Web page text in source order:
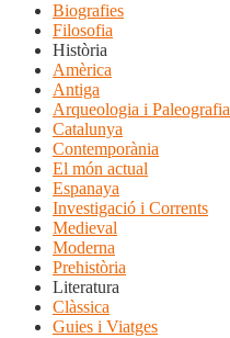
Biografies
Filosofia
Història
Amèrica
Antiga
Arqueologia i Paleografia
Catalunya
Contemporània
El món actual
Espanaya
Investigació i Corrents
Medieval
Moderna
Prehistòria
Literatura
Clàssica
Guies i Viatges